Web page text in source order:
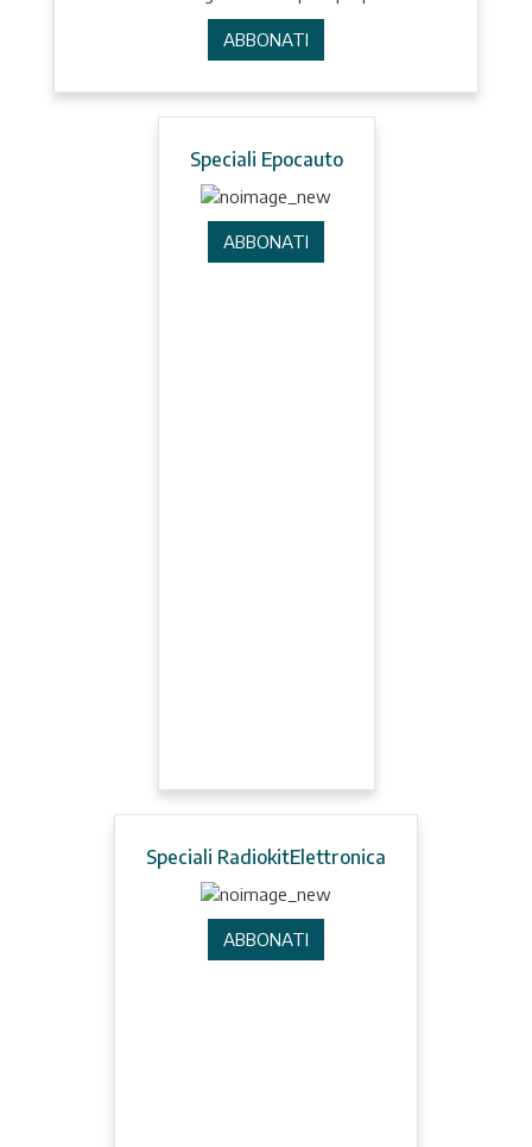
ABBONATI
Speciali Epocauto
ABBONATI
Speciali RadiokitElettronica
ABBONATI